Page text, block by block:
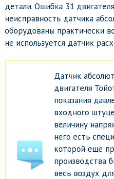
детали. Ошибка 31
неисправность датчика
оборудованы практически
не используется датчик
Датчик
двигателя
показания
входного
величину
него есть
которой еще
производства
весь воздух